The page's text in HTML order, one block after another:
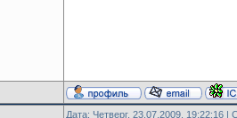
Дата: Четверг, 23.07.2009, 19:22:16 |